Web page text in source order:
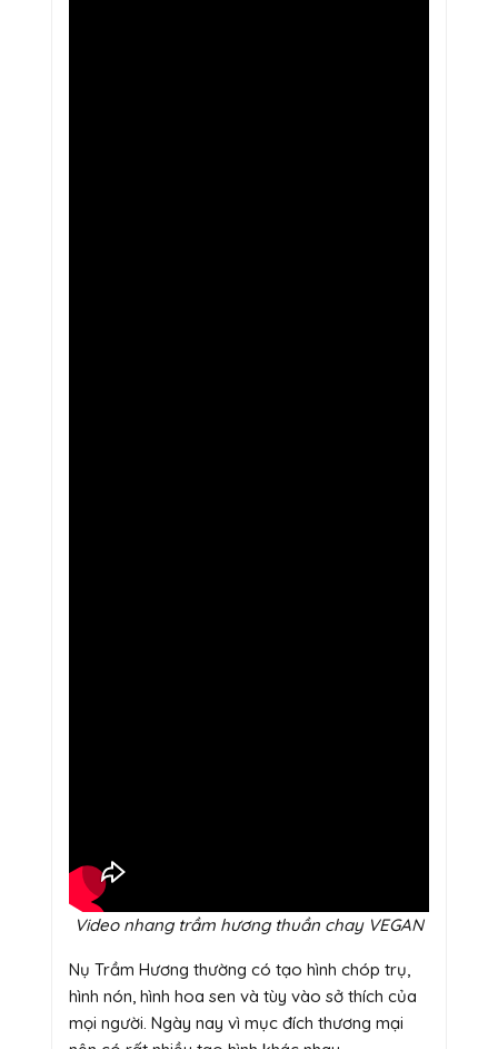
Video nhang trầm hương thuần chay VEGAN
Nụ Trầm Hương thường có tạo hình chóp trụ,
hình nón, hình hoa sen và tùy vào sở thích của
mọi người. Ngày nay vì mục đích thương mại